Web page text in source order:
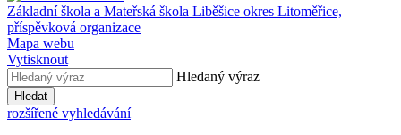
Základní škola a Mateřská škola Liběšice okres Litoměřice,
příspěvková organizace
Mapa webu
Vytisknout
Hledaný výraz
Hledat
rozšířené vyhledávání